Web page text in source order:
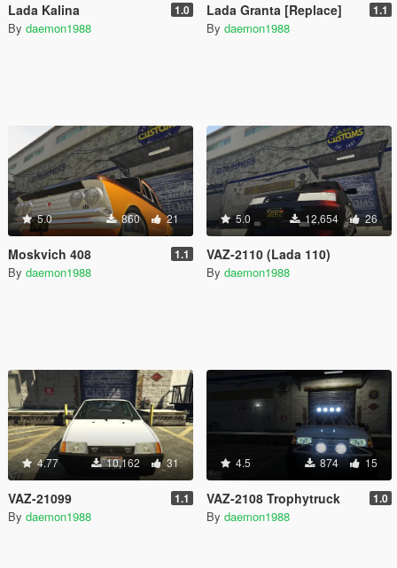
Lada Kalina 1.0
By daemon1988
Lada Granta [Replace] 1.1
By daemon1988
5.0 860 21
Moskvich 408 1.1
By daemon1988
5.0 12,654 26
VAZ-2110 (Lada 110)
By daemon1988
4.77 10,162 31
VAZ-21099 1.1
By daemon1988
4.5 874 15
VAZ-2108 Trophytruck 1.0
By daemon1988